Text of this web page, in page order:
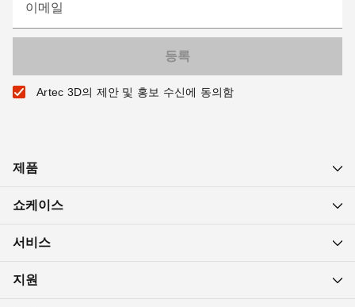
이메일
Artec 3D의 제안 및 홍보 수신에 동의함
제품
쇼케이스
서비스
지원